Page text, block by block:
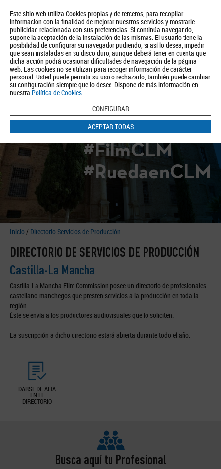
Este sitio web utiliza Cookies propias y de terceros, para recopilar
información con la finalidad de mejorar nuestros servicios y mostrarle
publicidad relacionada con sus preferencias. Si continúa navegando,
supone la aceptación de la instalación de las mismas. El usuario tiene la
posibilidad de configurar su navegador pudiendo, si así lo desea, impedir
que sean instaladas en su disco duro, aunque deberá tener en cuenta que
dicha acción podrá ocasionar dificultades de navegación de la página
web. Las cookies no se utilizan para recoger información de carácter
personal. Usted puede permitir su uso o rechazarlo, también puede cambiar
su configuración siempre que lo desee. Dispone de más información en
nuestra Política de Cookies.
CONFIGURAR
ACEPTAR TODAS
Quiénes somos Turismo Política de Privacidad Aviso Legal
Política de Cookies
BUSCAR
#FilmCLM
#RuedaenCLM
Inicio / Directorio Servicios de Producción
DIRECTORIO DE SERVICIOS DE PRODUCCIÓN
Castilla-La Mancha
Castilla-La Mancha Film Commission posee un directorio de profesionales
castellano-manchegos que presten servicios a la producción en toda la
región.
Éste se envía a los productores audiovisuales que lo soliciten.
La suscripción a dicho directorio estará abierta durante todo el año.
DARSE DE ALTA
EN EL
DIRECTORIO
Busca aquí tu Profesional